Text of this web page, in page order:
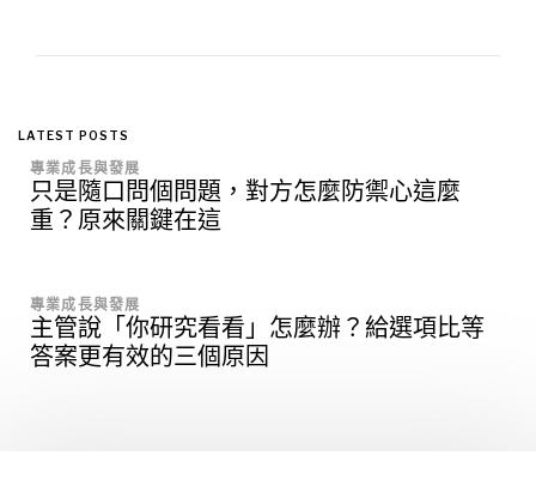
LATEST POSTS
專業成長與發展
只是隨口問個問題，對方怎麼防禦心這麼
重？原來關鍵在這
專業成長與發展
主管說「你研究看看」怎麼辦？給選項比等
答案更有效的三個原因